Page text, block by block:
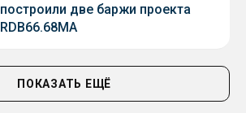
построили две баржи проекта
RDB66.68МА
ПОКАЗАТЬ ЕЩЁ